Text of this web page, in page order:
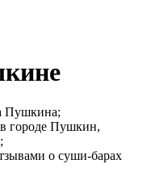
Пушкина;
городе Пушкин,
о суши-барах